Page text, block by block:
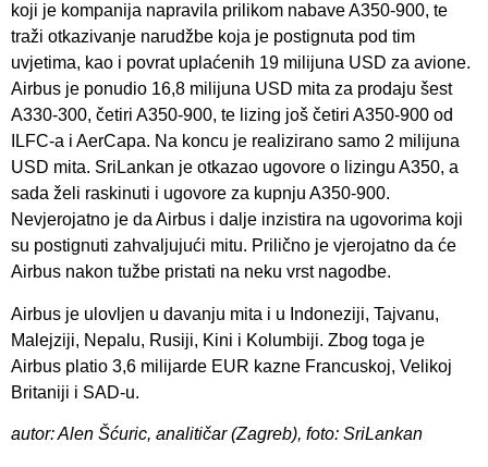
koji je kompanija napravila prilikom nabave A350-900, te
traži otkazivanje narudžbe koja je postignuta pod tim
uvjetima, kao i povrat uplaćenih 19 milijuna USD za avione.
Airbus je ponudio 16,8 milijuna USD mita za prodaju šest
A330-300, četiri A350-900, te lizing još četiri A350-900 od
ILFC-a i AerCapa. Na koncu je realizirano samo 2 milijuna
USD mita. SriLankan je otkazao ugovore o lizingu A350, a
sada želi raskinuti i ugovore za kupnju A350-900.
Nevjerojatno je da Airbus i dalje inzistira na ugovorima koji
su postignuti zahvaljujući mitu. Prilično je vjerojatno da će
Airbus nakon tužbe pristati na neku vrst nagodbe.
Airbus je ulovljen u davanju mita i u Indoneziji, Tajvanu,
Malejziji, Nepalu, Rusiji, Kini i Kolumbiji. Zbog toga je
Airbus platio 3,6 milijarde EUR kazne Francuskoj, Velikoj
Britaniji i SAD-u.
autor: Alen Šćuric, analitičar (Zagreb), foto: SriLankan